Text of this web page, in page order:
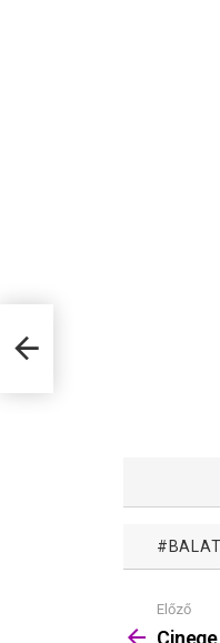
Mutass
többet
Előző